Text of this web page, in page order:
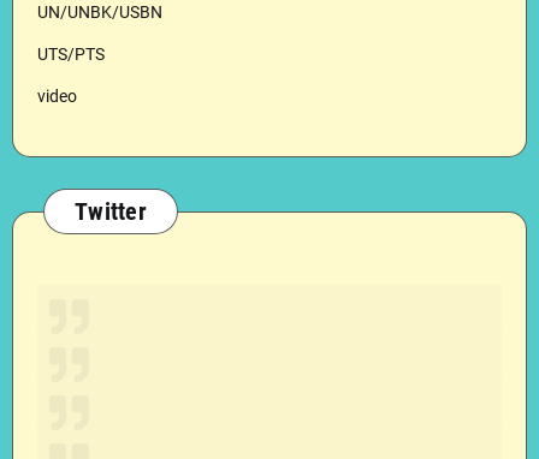
UN/UNBK/USBN
UTS/PTS
video
Twitter